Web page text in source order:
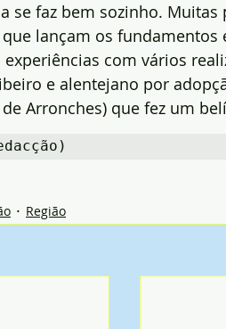
se faz bem sozinho.
lançam os fundamentos
com vários
e alentejano por
Arronches) que fez um
Região